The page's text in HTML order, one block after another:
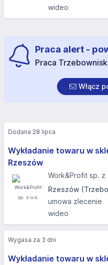
wideo
Praca alert -
Praca
Włącz
Wykładanie towaru w
Rzeszów​
Work&Profit sp. z
Rzeszów
umowa zlecenie
wideo
Dodana 28 lipca
Wykładanie towaru w
Wygasa za 3 dni